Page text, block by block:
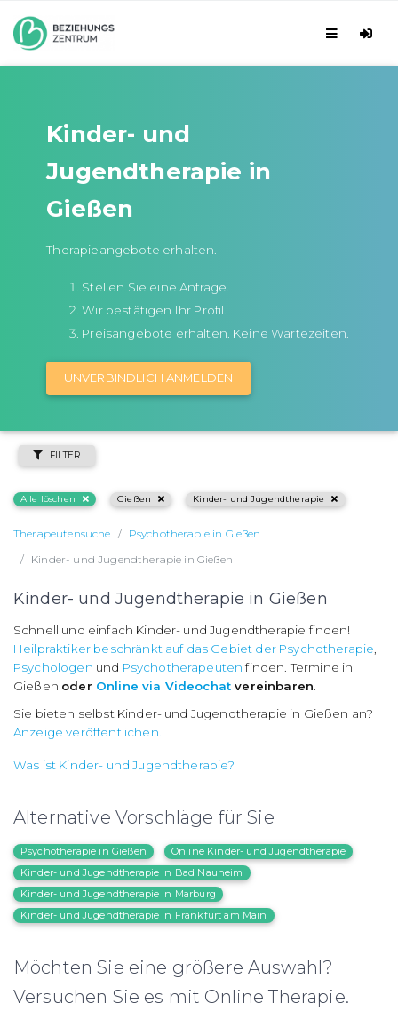
Kinder- und
Jugendtherapie in
Gießen
Therapieangebote erhalten.
Stellen Sie eine Anfrage.
Wir bestätigen Ihr Profil.
Preisangebote erhalten. Keine Wartezeiten.
UNVERBINDLICH ANMELDEN
FILTER
Alle löschen Gießen Kinder- und Jugendtherapie
Therapeutensuche
Psychotherapie in Gießen
Kinder- und Jugendtherapie in Gießen
Kinder- und Jugendtherapie in Gießen
Schnell und einfach Kinder- und Jugendtherapie finden!
Heilpraktiker beschränkt auf das Gebiet der Psychotherapie
Psychologen und Psychotherapeuten finden. Termine in
Gießen oder Online via Videochat vereinbaren
Sie bieten selbst Kinder- und Jugendtherapie in Gießen an?
Anzeige veröffentlichen.
Was ist Kinder- und Jugendtherapie?
Alternative Vorschläge für Sie
Psychotherapie in Gießen
Online Kinder- und Jugendtherapie
Kinder- und Jugendtherapie in Bad Nauheim
Kinder- und Jugendtherapie in Marburg
Kinder- und Jugendtherapie in Frankfurt am Main
Möchten Sie eine größere Auswahl?
Versuchen Sie es mit Online Therapie.